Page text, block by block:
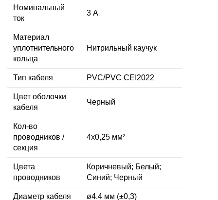
Номинальный
ток
3 А
Материал
уплотнительного
кольца
Нитрильный каучук
Тип кабеля PVC/PVC CEI2022
Цвет оболочки
кабеля
Черный
Кол-во
проводников /
секция
4x0,25 мм²
Цвета
проводников
Коричневый; Белый;
Синий; Черный
Диаметр кабеля ø4.4 мм (±0,3)